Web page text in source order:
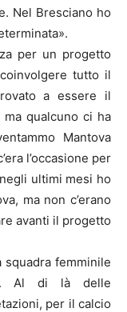
Nel Bresciano ho
per un progetto
tutto il
a essere il
qualcuno ci ha
Mantova
l’occasione per
ultimi mesi ho
ma non c’erano
avanti il progetto
squadra femminile
Al di là delle
per il calcio